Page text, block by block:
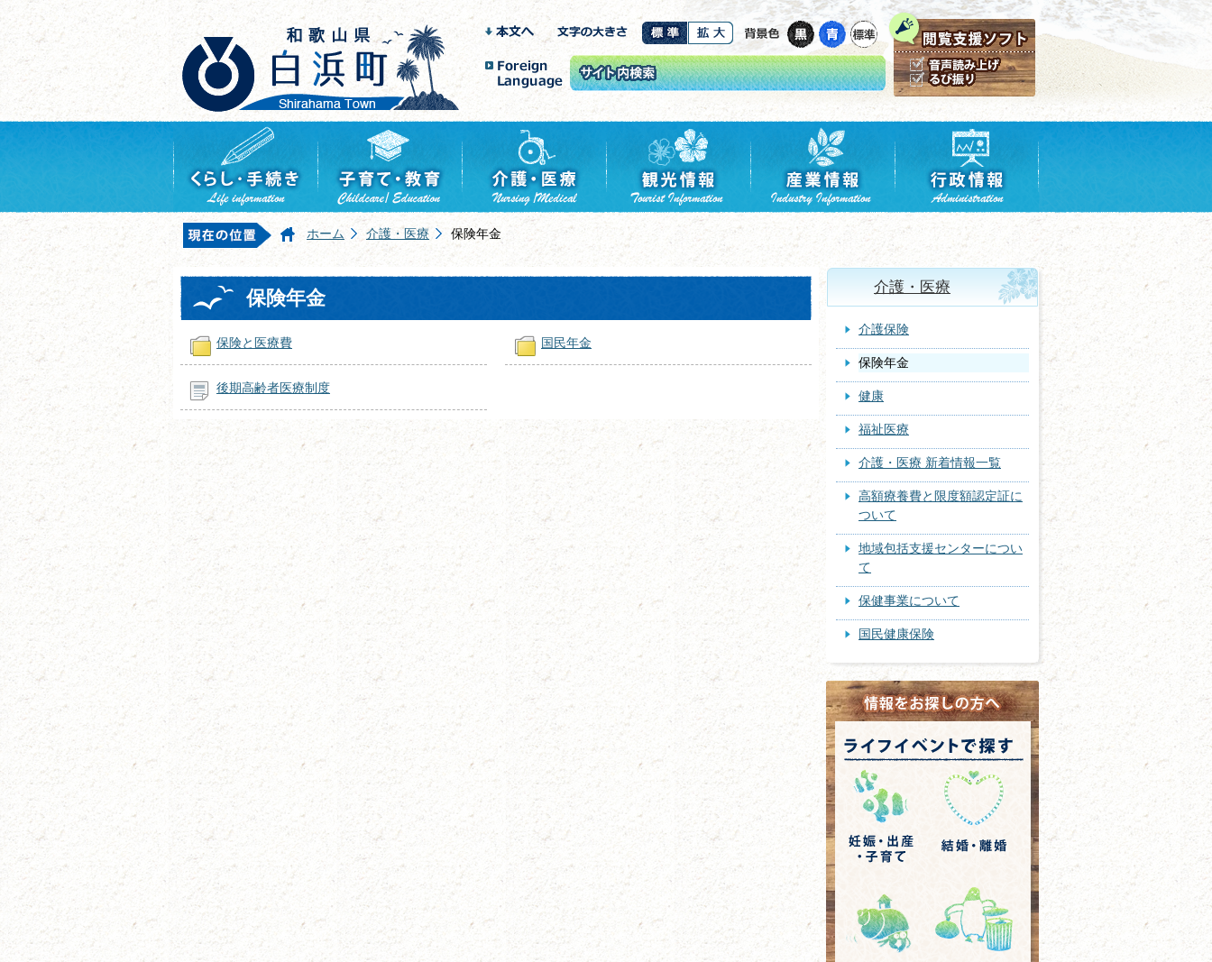
ホーム 介護・医療 保険年金
保険年金
保険と医療費 国民年金
後期高齢者医療制度
介護・医療
介護保険
保険年金
健康
福祉医療
介護・医療 新着情報一覧
高額療養費と限度額認定証に
ついて
地域包括支援センターについ
て
保健事業について
国民健康保険